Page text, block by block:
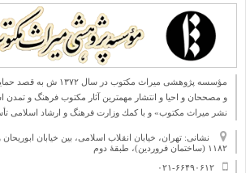
مؤسسه پژوهشی میراث
و مصححان و احیا و انتشار مهمترین آثار مكتوب فرهنگ و تمدن
نشر میراث مكتوب» و با كمك وزارت فرهنگ و ارشاد اسلامی
نشانی: تهران، خیابان انقلاب اسلامی، بین خیابان
۱۱۸۲ (ساختمان فروردین)، طبقۀ دوم
۰۲۱-۶۶۴۹۰۶۱۲